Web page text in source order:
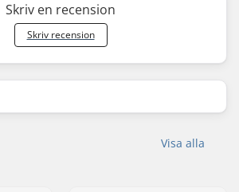
Skriv en recension
Skriv recension
Visa alla